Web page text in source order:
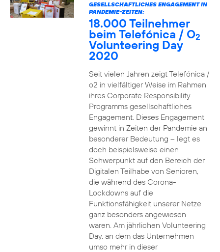
GESELLSCHAFTLICHES ENGAGEMENT IN
PANDEMIE-ZEITEN:
18.000 Teilnehmer
beim Telefónica / O2
Volunteering Day
2020
Seit vielen Jahren zeigt Telefónica /
o2 in vielfältiger Weise im Rahmen
ihres Corporate Responsibility
Programms gesellschaftliches
Engagement. Dieses Engagement
gewinnt in Zeiten der Pandemie an
besonderer Bedeutung – legt es
doch beispielsweise einen
Schwerpunkt auf den Bereich der
Digitalen Teilhabe von Senioren,
die während des Corona-
Lockdowns auf die
Funktionsfähigkeit unserer Netze
ganz besonders angewiesen
waren. Am jährlichen Volunteering
Day, an dem das Unternehmen
umso mehr in dieser